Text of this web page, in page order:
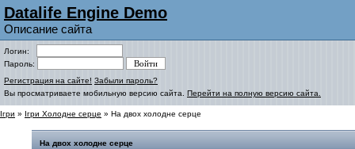
Datalife Engine Demo
Описание сайта
Логин:
Пароль:
Регистрация на сайте! Забыли пароль?
Вы просматриваете мобильную версию сайта. Перейти на полную версию сайта.
Ігри » Ігри Холодне серце » На двох холодне серце
На двох холодне серце